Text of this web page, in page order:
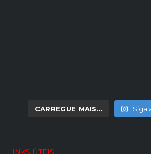
CARREGUE MAIS… Siga